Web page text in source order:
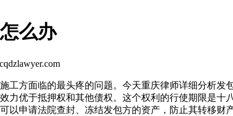
么办
工方面临的最头疼的问题。今天重庆律师详细分析
力优于抵押权和其他债权。这个权利的行使期限是
以申请法院查封、冻结发包方的资产，防止其转移